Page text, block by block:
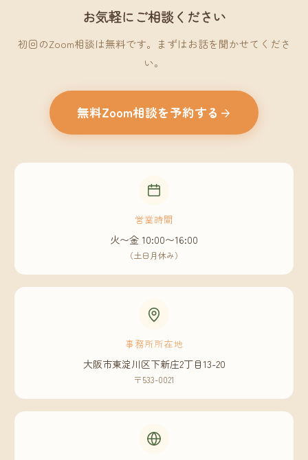
お気軽にご相談ください
初回のZoom相談は無料です。まずはお話を聞かせてくださ
い。
無料Zoom相談を予約する
営業時間
火〜金 10:00〜16:00
（土日月休み）
事務所所在地
大阪市東淀川区下新庄2丁目13-20
〒533-0021